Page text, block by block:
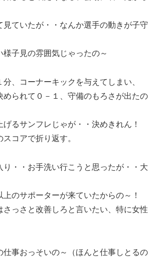
見ていたが・・なんか選手の動きが子守
様子見の雰囲気じゃったの～
分、コーナーキックを与えてしまい、
められて０－１、守備のもろさが出たの
るサンフレじゃが・・決めきれん！
コアで折り返す。
り・・お手洗い行こうと思ったが・・大
のサポーターが来ていたからの～！
さっさと改善しろと言いたい、特に女性
仕事おっそいの～（ほんと仕事しとるの